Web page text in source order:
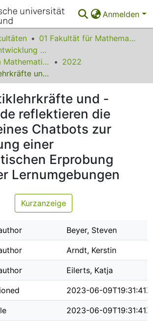
Anmelden
01 Fakultät für Mathematik
Institut für Entwicklung und Erforschung des Mathematikunterrichts
Beiträge zum Mathematikunterricht
2022
Mathematiklehrkräfte und -fortbildende reflektieren die Nutzung eines Chatbots zur Vorbereitung einer schulpraktischen Erprobung innovativer Lernumgebungen
und -
reflektieren die
Chatbots zur
einer
Erprobung
Lernumgebungen
Kurzanzeige
Beyer, Steven
Arndt, Kerstin
Eilerts, Katja
2023-06-09T19:31:41Z
2023-06-09T19:31:41Z